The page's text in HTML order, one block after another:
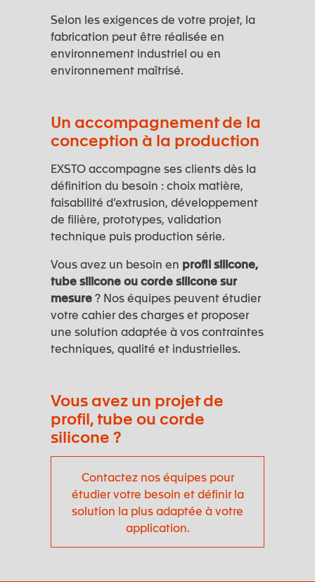
Selon les exigences de votre projet, la
fabrication peut être réalisée en
environnement industriel ou en
environnement maîtrisé.
Un accompagnement de la
conception à la production
EXSTO accompagne ses clients dès la
définition du besoin : choix matière,
faisabilité d’extrusion, développement
de filière, prototypes, validation
technique puis production série.
Vous avez un besoin en profil silicone,
tube silicone ou corde silicone sur
mesure? Nos équipes peuvent étudier
votre cahier des charges et proposer
une solution adaptée à vos contraintes
techniques, qualité et industrielles.
Vous avez un projet de
profil, tube ou corde
silicone ?
Contactez nos équipes pour
étudier votre besoin et définir la
solution la plus adaptée à votre
application.